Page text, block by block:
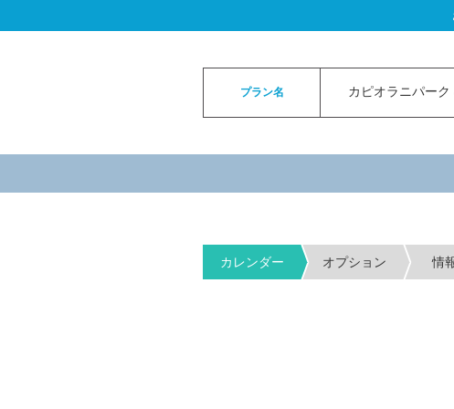
プラン名 カピオラニパー
お申し込み
カレンダー オプション 情